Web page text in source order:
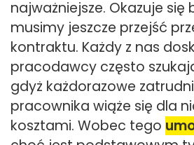
najważniejsze. Okazuje się
musimy jeszcze przejść
kontraktu. Każdy z nas
pracodawcy często
gdyż każdorazowe
pracownika wiąże się dla
kosztami. Wobec tego